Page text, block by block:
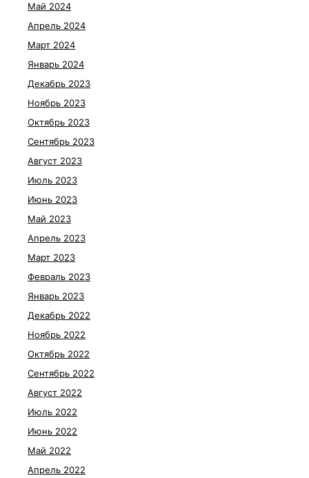
Май 2024
Апрель 2024
Март 2024
Январь 2024
Декабрь 2023
Ноябрь 2023
Октябрь 2023
Сентябрь 2023
Август 2023
Июль 2023
Июнь 2023
Май 2023
Апрель 2023
Март 2023
Февраль 2023
Январь 2023
Декабрь 2022
Ноябрь 2022
Октябрь 2022
Сентябрь 2022
Август 2022
Июль 2022
Июнь 2022
Май 2022
Апрель 2022